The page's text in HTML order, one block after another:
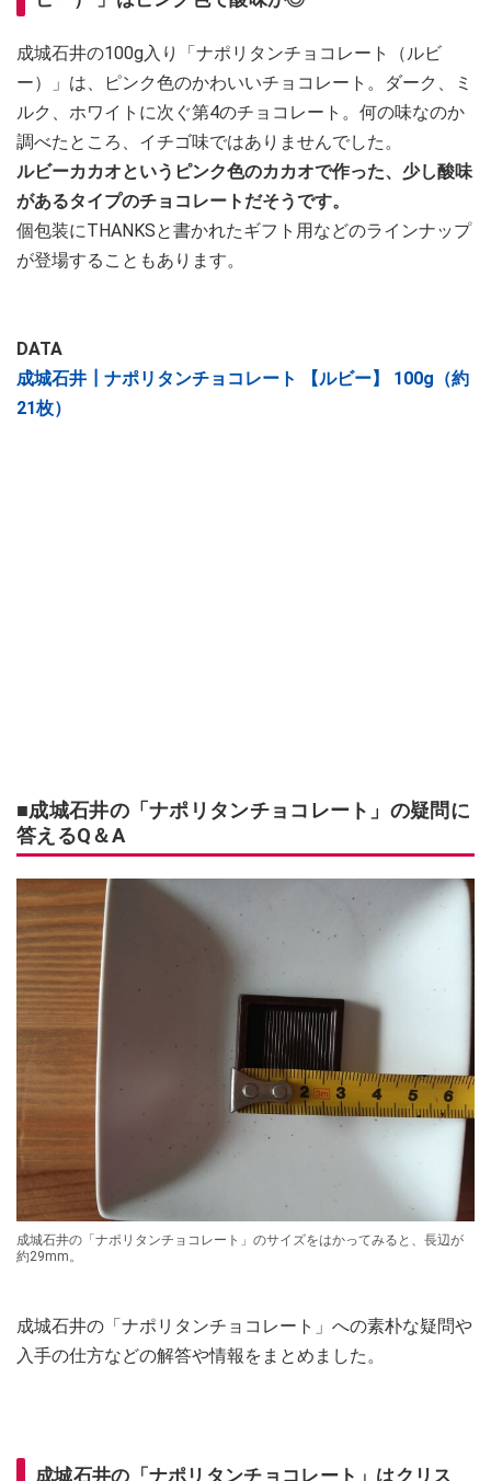
成城石井の100g入り「ナポリタンチョコレート（ルビ
ー）」は、ピンク色のかわいいチョコレート。ダーク、ミ
ルク、ホワイトに次ぐ第4のチョコレート。何の味なのか
調べたところ、イチゴ味ではありませんでした。
ルビーカカオというピンク色のカカオで作った、少し酸味
があるタイプのチョコレートだそうです。
個包装にTHANKSと書かれたギフト用などのラインナップ
が登場することもあります。
DATA
成城石井┃ナポリタンチョコレート 【ルビー】 100g（約
21枚）
■成城石井の「ナポリタンチョコレート」の疑問に
答えるQ＆A
成城石井の「ナポリタンチョコレート」のサイズをはかってみると、長辺が
約29mm。
成城石井の「ナポリタンチョコレート」への素朴な疑問や
入手の仕方などの解答や情報をまとめました。
成城石井の「ナポリタンチョコレート」はクリス